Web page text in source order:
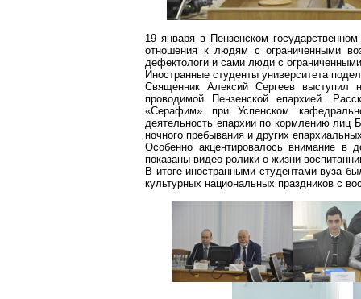
19 января в Пензенском
отношения к людям с ограниченными
дефектологи и сами люди с
Иностранные студенты университета
Священник Алексий Сергеев
проводимой Пензенской епархией.
«Серафим» при Успенском
деятельность епархии по кормлению
ночного пребывания и других
Особенно акцентировалось внимание
показаны видео-ролики о жизни
В итоге иностранными студентами вуза
культурных национальных праздников с